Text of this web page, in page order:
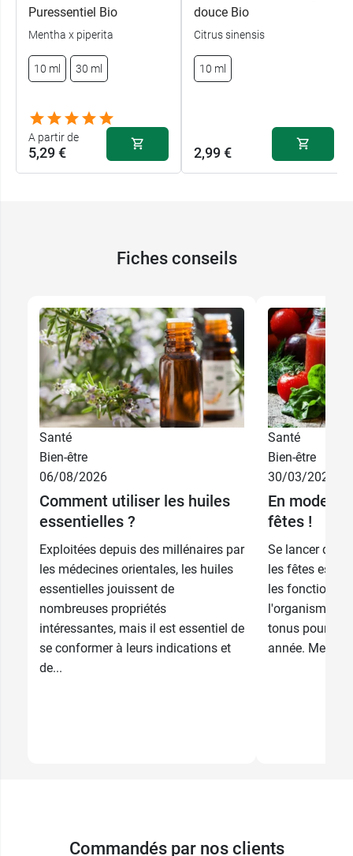
Puressentiel Bio
Mentha x piperita
10 ml 30 ml
A partir de
5,29 €
10 ml
30 ml 11,99 €
douce Bio
Citrus sinensis
10 ml
2,99 €
Fiches conseils
Santé
Bien-être
06/08/2026
Comment utiliser les huiles
essentielles ?
Exploitées depuis des millénaires par
les médecines orientales, les huiles
essentielles jouissent de
nombreuses propriétés
intéressantes, mais il est essentiel de
se conformer à leurs indications et
de...
Santé
Bien-être
30/03/2026
En mode
fêtes !
Se lancer
les fêtes est
les fonctions
l'organisme et
tonus pour le
année.
Commandés par nos clients